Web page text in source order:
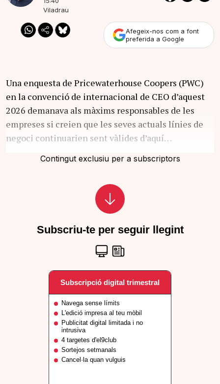
Viladrau
Afegeix-nos com a font
preferida a Google
Una enquesta de Pricewaterhouse Coopers (PWC)
en la convenció de internacional de CEO d’aquest
2026 demanava als màxims responsables de les
empreses si creien que les seves actuals línies de
negoci continuarien sent vàlides d’aquí…
Contingut exclusiu per a subscriptors